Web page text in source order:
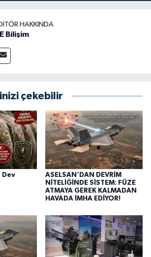
HAKKINDA
Bilişim
çekebilir
Dev
ASELSAN’DAN DEVRİM
NİTELİĞİNDE SİSTEM: FÜZE
ATMAYA GEREK KALMADAN
HAVADA İMHA EDİYOR!